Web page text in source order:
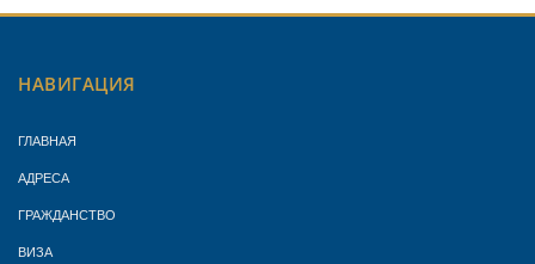
НАВИГАЦИЯ
ГЛАВНАЯ
АДРЕСА
ГРАЖДАНСТВО
ВИЗА